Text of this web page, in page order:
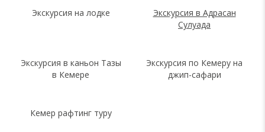
Экскурсия на лодке
Экскурсия в Адрасан
Сулуада
Экскурсия в каньон Тазы
в Кемере
Экскурсия по Кемеру на
джип-сафари
Кемер рафтинг туру